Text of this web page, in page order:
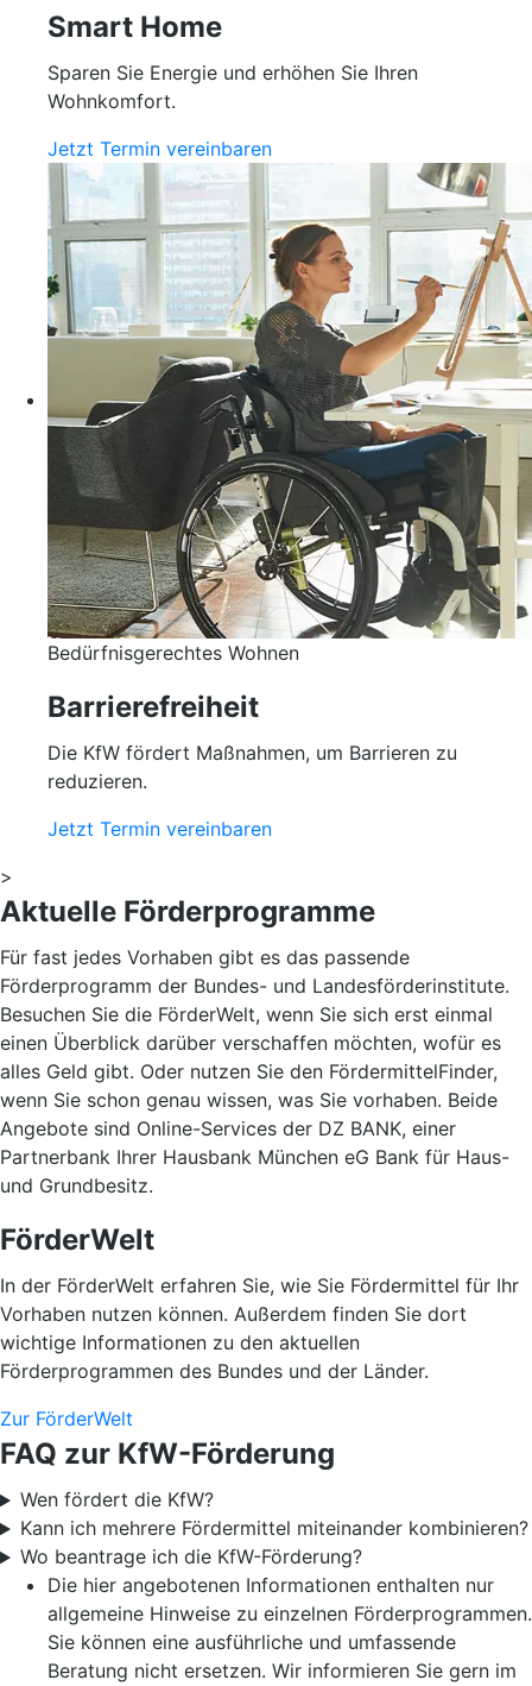
Smart Home
Sparen Sie Energie und erhöhen Sie Ihren
Wohnkomfort.
Jetzt Termin vereinbaren
Bedürfnisgerechtes Wohnen
Barrierefreiheit
Die KfW fördert Maßnahmen, um Barrieren zu
reduzieren.
Jetzt Termin vereinbaren
>
Aktuelle Förderprogramme
Für fast jedes Vorhaben gibt es das passende
Förderprogramm der Bundes- und Landesförderinstitute.
Besuchen Sie die FörderWelt, wenn Sie sich erst einmal
einen Überblick darüber verschaffen möchten, wofür es
alles Geld gibt. Oder nutzen Sie den FördermittelFinder,
wenn Sie schon genau wissen, was Sie vorhaben. Beide
Angebote sind Online-Services der DZ BANK, einer
Partnerbank Ihrer Hausbank München eG Bank für Haus-
und Grundbesitz.
FörderWelt
In der FörderWelt erfahren Sie, wie Sie Fördermittel für Ihr
Vorhaben nutzen können. Außerdem finden Sie dort
wichtige Informationen zu den aktuellen
Förderprogrammen des Bundes und der Länder.
Zur FörderWelt
FAQ zur KfW-Förderung
Wen fördert die KfW?
Kann ich mehrere Fördermittel miteinander kombinieren?
Wo beantrage ich die KfW-Förderung?
Die hier angebotenen Informationen enthalten nur
allgemeine Hinweise zu einzelnen Förderprogrammen.
Sie können eine ausführliche und umfassende
Beratung nicht ersetzen. Wir informieren Sie gern im